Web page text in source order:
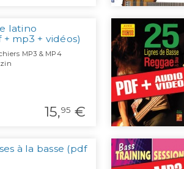
latino
mp3 + vidéos)
MP3 & MP4
15,95 €
à la basse (pdf